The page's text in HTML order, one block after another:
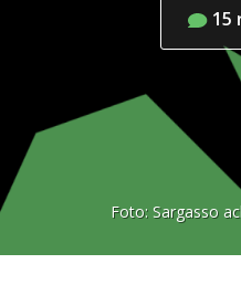
15
Foto: Sargasso